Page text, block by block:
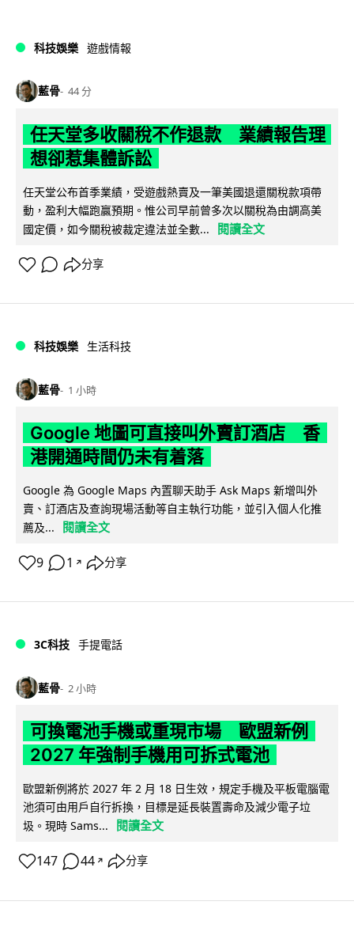
科技娛樂 遊戲情報
藍骨 44 分
任天堂多收關稅不作退款 業績報告理
想卻惹集體訴訟
任天堂公布首季業績，受遊戲熱賣及一筆美國退還關稅款項帶
動，盈利大幅跑贏預期。惟公司早前曾多次以關稅為由調高美
國定價，如今關稅被裁定違法並全數...
閱讀全文
分享
科技娛樂 生活科技
藍骨 1 小時
Google 地圖可直接叫外賣訂酒店 香
港開通時間仍未有着落
Google 為 Google Maps 內置聊天助手 Ask Maps 新增叫外
賣、訂酒店及查詢現場活動等自主執行功能，並引入個人化推
薦及...
閱讀全文
9 1 ↗ 分享
3C科技 手提電話
藍骨 2 小時
可換電池手機或重現市場 歐盟新例
2027 年強制手機用可拆式電池
歐盟新例將於 2027 年 2 月 18 日生效，規定手機及平板電腦電
池須可由用戶自行拆換，目標是延長裝置壽命及減少電子垃
圾。現時 Sams...
閱讀全文
147 44 ↗ 分享